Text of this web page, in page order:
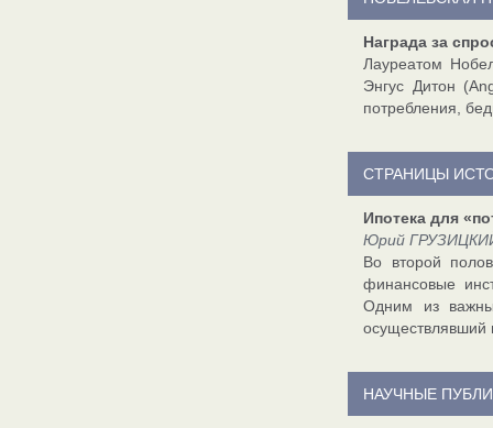
Награда за
Лауреатом
Энгус Дитон
потребления,
СТРАНИЦЫ
Ипотека для
Юрий
Во второй
финансовые
Одним из
осуществлявший
НАУЧНЫЕ